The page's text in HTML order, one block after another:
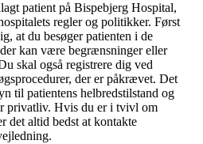
patient på Bispebjerg Hospital,
regler og politikker. Først
at du besøger patienten i de
kan være begrænsninger eller
skal også registrere dig ved
der er påkrævet. Det
til patientens helbredstilstand og
privatliv. Hvis du er i tvivl om
det altid bedst at kontakte